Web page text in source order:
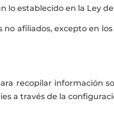
lo establecido en la Ley
afiliados, excepto en
recopilar información
a través de la